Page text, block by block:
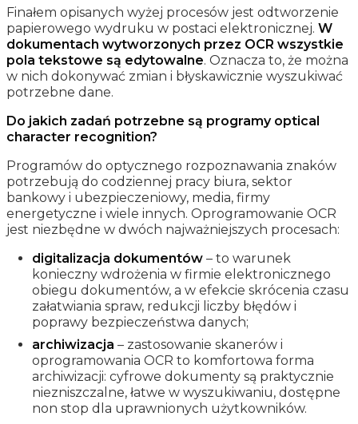
Finałem opisanych wyżej procesów jest odtworzenie
papierowego wydruku w postaci elektronicznej. W
dokumentach wytworzonych przez OCR wszystkie
pola tekstowe są edytowalne. Oznacza to, że można
w nich dokonywać zmian i błyskawicznie wyszukiwać
potrzebne dane.
Do jakich zadań potrzebne są programy optical
character recognition?
Programów do optycznego rozpoznawania znaków
potrzebują do codziennej pracy biura, sektor
bankowy i ubezpieczeniowy, media, firmy
energetyczne i wiele innych. Oprogramowanie OCR
jest niezbędne w dwóch najważniejszych procesach:
digitalizacja dokumentów – to warunek
konieczny wdrożenia w firmie elektronicznego
obiegu dokumentów, a w efekcie skrócenia czasu
załatwiania spraw, redukcji liczby błędów i
poprawy bezpieczeństwa danych;
archiwizacja – zastosowanie skanerów i
oprogramowania OCR to komfortowa forma
archiwizacji: cyfrowe dokumenty są praktycznie
niezniszczalne, łatwe w wyszukiwaniu, dostępne
non stop dla uprawnionych użytkowników.